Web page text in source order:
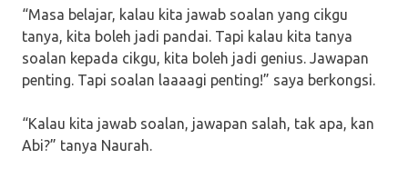
“Masa belajar, kalau kita jawab soalan yang cikgu
tanya, kita boleh jadi pandai. Tapi kalau kita tanya
soalan kepada cikgu, kita boleh jadi genius. Jawapan
penting. Tapi soalan laaaagi penting!” saya berkongsi.
“Kalau kita jawab soalan, jawapan salah, tak apa, kan
Abi?” tanya Naurah.